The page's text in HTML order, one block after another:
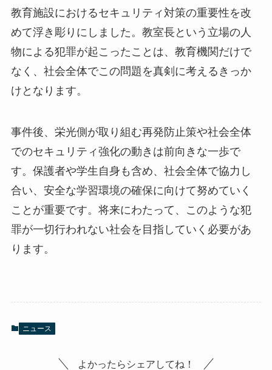
教育施設におけるセキュリティ対策の重要性を改
めて浮き彫りにしました。教室長という立場の人
物による犯罪が起こったことは、教育機関だけで
なく、社会全体でこの問題を真剣に考えるきっか
けとなります。
事件後、栄光側が取り組む再発防止策や社会全体
でのセキュリティ強化の動きは前向きな一歩で
す。保護者や学生自身も含め、社会全体で協力し
合い、安全な学習環境の確保に向けて努めていく
ことが重要です。将来にわたって、このような犯
罪が一切行われない社会を目指していく必要があ
ります。
ニュース
よかったらシェアしてね！